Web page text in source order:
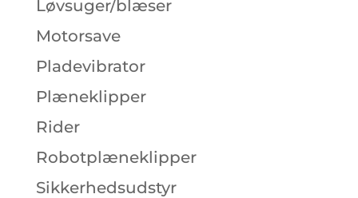
Løvsuger/blæser
Motorsave
Pladevibrator
Plæneklipper
Rider
Robotplæneklipper
Sikkerhedsudstyr